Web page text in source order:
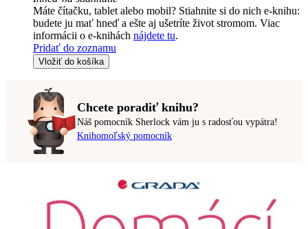
Máte čítačku, tablet alebo mobil? Stiahnite si do nich e-knihu:
budete ju mať hneď a ešte aj ušetríte život stromom. Viac
informácii o e-knihách nájdete tu.
Pridať do zoznamu
Vložiť do košíka
Chcete poradiť knihu?
Náš pomocník Sherlock vám ju s radosťou vypátra!
Knihomoľský pomocník